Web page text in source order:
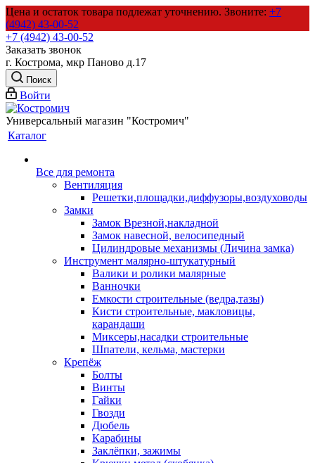
Цена и остаток товара подлежат уточнению. Звоните: +7
(4942) 43-00-52
+7 (4942) 43-00-52
Заказать звонок
г. Кострома, мкр Паново д.17
Поиск
Войти
Универсальный магазин "Костромич"
Каталог
Все для ремонта
Вентиляция
Решетки,площадки,диффузоры,воздуховоды
Замки
Замок Врезной,накладной
Замок навесной, велосипедный
Цилиндровые механизмы (Личина замка)
Инструмент малярно-штукатурный
Валики и ролики малярные
Ванночки
Емкости строительные (ведра,тазы)
Кисти строительные, макловицы,
карандаши
Миксеры,насадки строительные
Шпатели, кельма, мастерки
Крепёж
Болты
Винты
Гайки
Гвозди
Дюбель
Карабины
Заклёпки, зажимы